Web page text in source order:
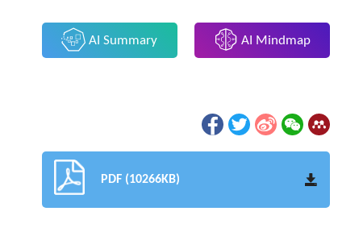
AI Summary AI Mindmap
PDF (10266KB)